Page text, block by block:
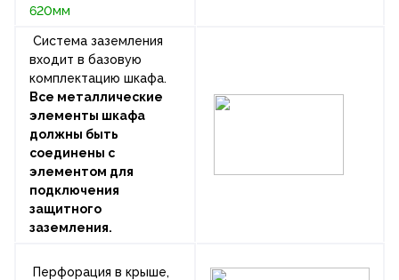
620мм
Система заземления
входит в базовую
комплектацию шкафа.
Все металлические
элементы шкафа
должны быть
соединены с
элементом для
подключения
защитного
заземления.
Перфорация в крыше,